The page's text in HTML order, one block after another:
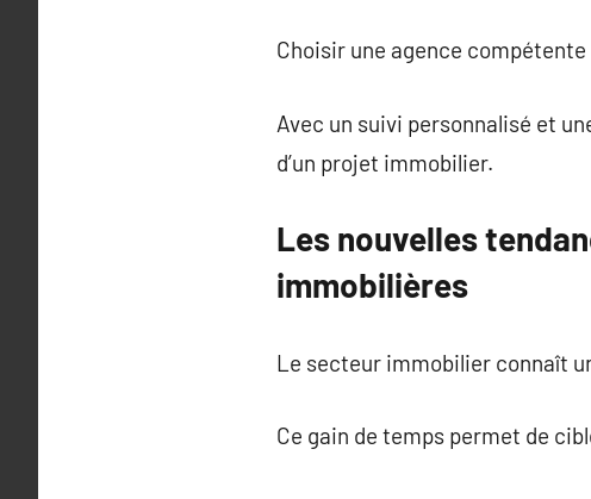
Choisir une agence
Avec un suivi personnalisé et
d’un projet immobilier.
Les nouvelles
immobilières
Le secteur immobilier connaît
Ce gain de temps permet de